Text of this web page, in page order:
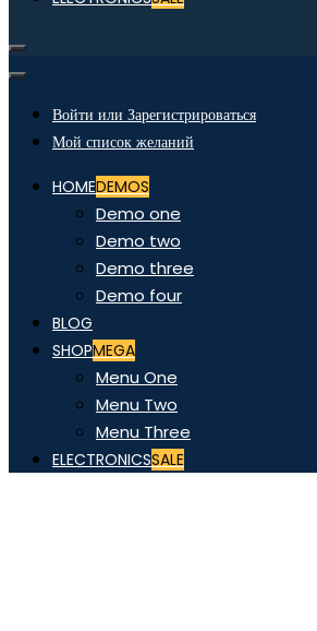
Войти или Зарегистрироваться
Мой список желаний
HOMEDEMOS
Demo one
Demo two
Demo three
Demo four
BLOG
SHOPMEGA
Menu One
Menu Two
Menu Three
ELECTRONICSSALE